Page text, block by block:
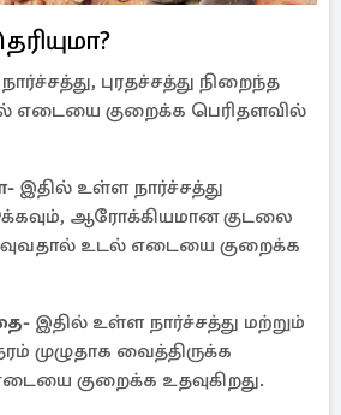
நார்ச்சத்து, புரதச்சத்து நிறைந்த
எடையை குறைக்க பெரிதளவில்
இதில் உள்ள நார்ச்சத்து
ஆரோக்கியமான குடலை
உடல் எடையை குறைக்க
இதில் உள்ள நார்ச்சத்து மற்றும்
முழுதாக வைத்திருக்க
குறைக்க உதவுகிறது.